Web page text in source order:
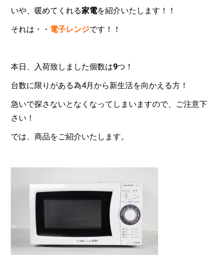
いや、暖めてくれる家電を紹介いたします！！
それは・・ 電子レンジです！！
本日、入荷致しました個数は9つ！
台数に限りがある為4月から新生活を向かえる方！
急いで探さないとなくなってしまいますので、ご注意下
さい！
では、商品をご紹介いたします。